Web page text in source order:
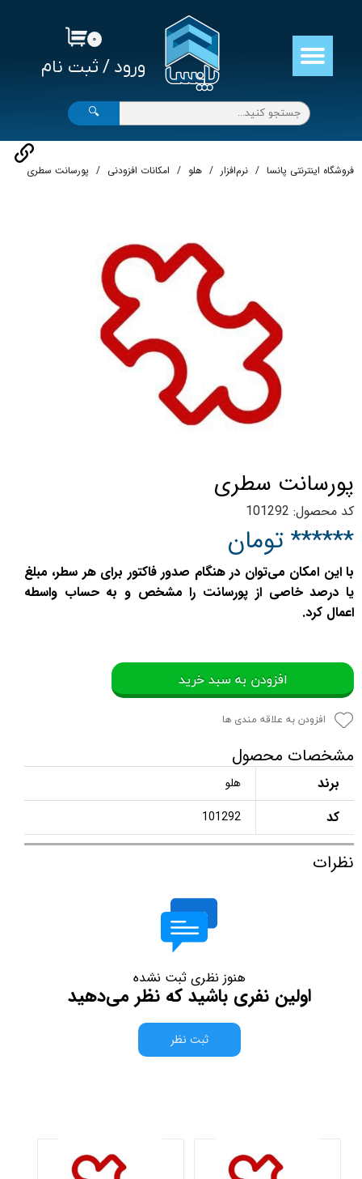
ورود / ثبت نام
حساب کاربری من
تغییر گذر واژه
سفارشات
خروج از حساب کاربری
۰
🔍
فروشگاه اینترنتی پانسا نرم‌افزار هلو امکانات افزودنی پورسانت سطری
پورسانت سطری
کد محصول: 101292
****** تومان
با این امکان می‌توان در هنگام صدور فاکتور برای هر سطر، مبلغ
یا درصد خاصی از پورسانت را مشخص و به حساب واسطه
اعمال کرد.
افزودن به سبد خرید
افزودن به علاقه مندی ها
مشخصات محصول
برند هلو
کد 101292
نظرات
هنوز نظری ثبت نشده
اولین نفری باشید که نظر می‌دهید
ثبت نظر